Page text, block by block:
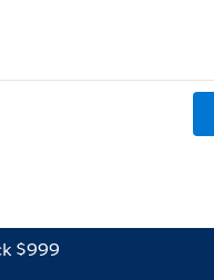
$999